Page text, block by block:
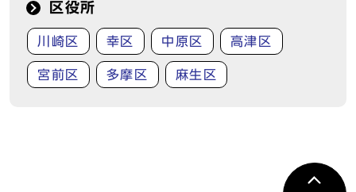
区役所
川崎区 幸区 中原区 高津区
宮前区 多摩区 麻生区